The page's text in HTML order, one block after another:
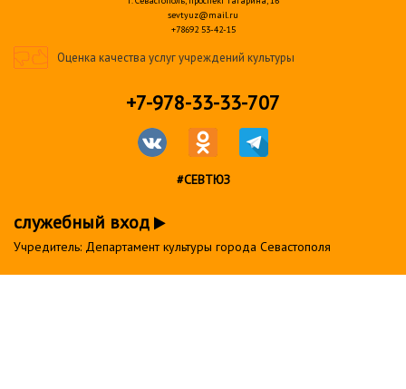
sevtyuz@mail.ru
+78692 53-42-15
Оценка качества услуг учреждений культуры
+7-978-33-33-707
#СЕВТЮЗ
служебный вход
Учредитель: Департамент культуры города Севастополя